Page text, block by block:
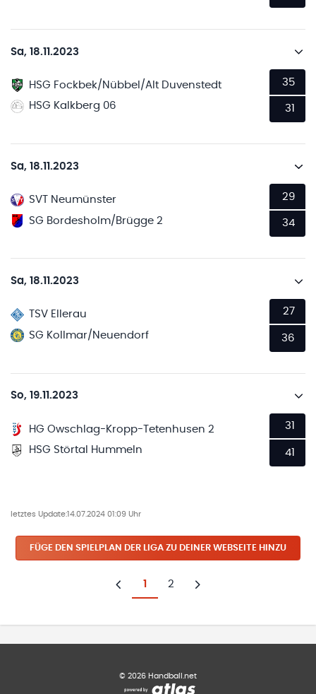
Sa, 18.11.2023
HSG Fockbek/Nübbel/Alt Duvenstedt
HSG Kalkberg 06
35
31
Sa, 18.11.2023
SVT Neumünster
SG Bordesholm/Brügge 2
29
34
Sa, 18.11.2023
TSV Ellerau
SG Kollmar/Neuendorf
27
36
So, 19.11.2023
HG Owschlag-Kropp-Tetenhusen 2
HSG Störtal Hummeln
31
41
letztes Update:14.07.2024 01:09 Uhr
FÜGE DEN SPIELPLAN DER LIGA ZU DEINER WEBSEITE HINZU
Zurück
1 2
Weiter
© 2026 Handball.net